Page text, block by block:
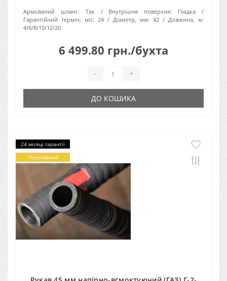
Армований шланг: Так Внутрішня поверхня:
Гладка
Гарантійний термін, міс: 24 Діаметр, мм: 42
Довжина, м:
4/6/8/10/12/20
6 499.80 грн./бухта
- +
ДО КОШИКА
24 місяці гарантії
Популярний